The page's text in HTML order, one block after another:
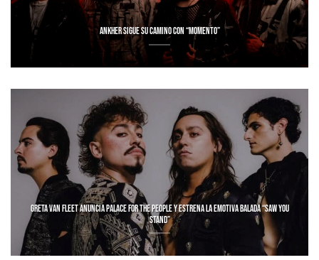
ANKHER SIGUE SU CAMINO CON “MOMENTO”
GRETA VAN FLEET ANUNCIA PALACE FOR THE PEOPLE Y ESTRENA LA EMOTIVA BALADA “SAW YOU
STAND”